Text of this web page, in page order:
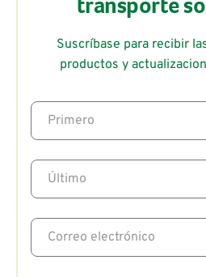
transporte
Suscríbase para recibir
productos y